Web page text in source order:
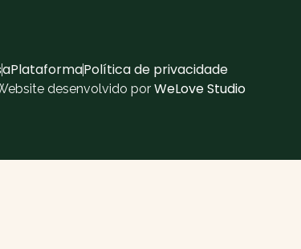
aPlataformaPolítica de privacidade
desenvolvido por WeLove Studio